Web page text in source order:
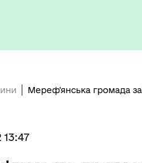
Мереф'янська громада
13:47